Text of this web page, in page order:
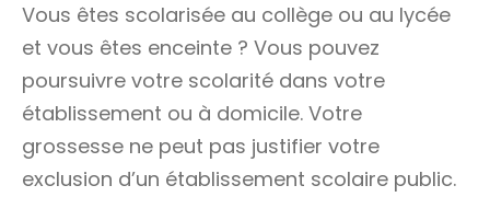
Vous êtes scolarisée au collège ou au lycée
et vous êtes enceinte ? Vous pouvez
poursuivre votre scolarité dans votre
établissement ou à domicile. Votre
grossesse ne peut pas justifier votre
exclusion d’un établissement scolaire public.